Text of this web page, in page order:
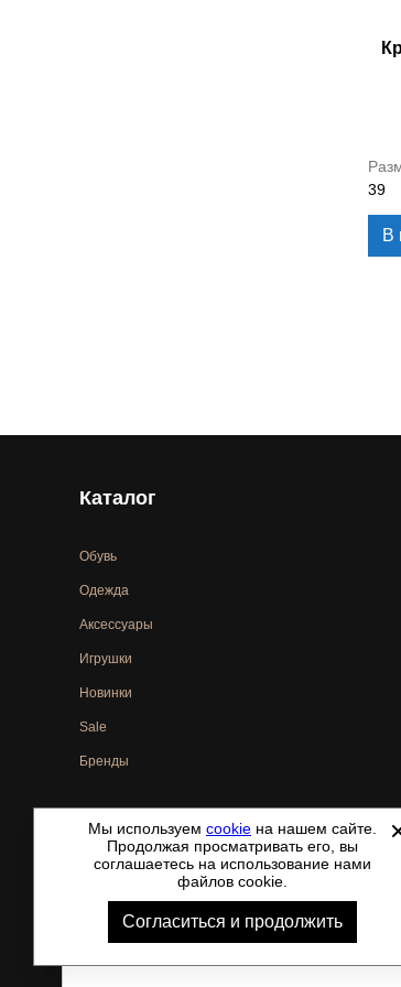
39
В
Каталог
Обувь
Одежда
Аксессуары
Игрушки
Новинки
Sale
Бренды
©2021-2026 - ShoesTown.ru - все права
Мы используем cookie на нашем сайте.
Продолжая просматривать его, вы
соглашаетесь на использование нами
файлов cookie.
Согласиться и продолжить